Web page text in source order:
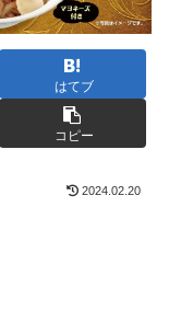
はてブ
コピー
2024.02.20